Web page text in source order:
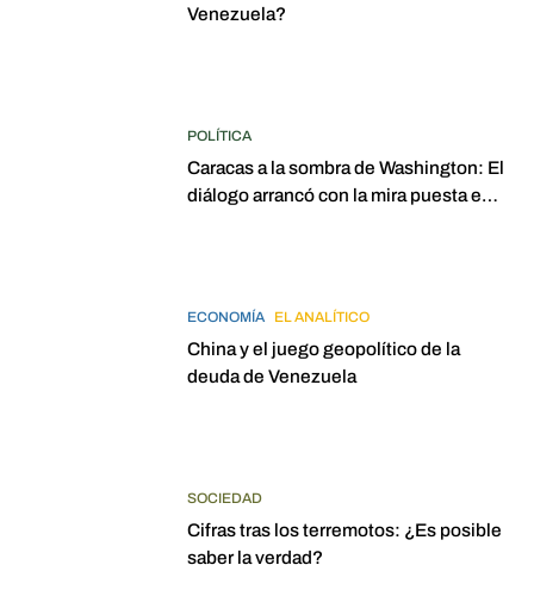
Venezuela?
POLÍTICA
Caracas a la sombra de Washington: El
diálogo arrancó con la mira puesta en
ECONOMÍA EL ANALÍTICO
China y el juego geopolítico de la
deuda de Venezuela
SOCIEDAD
Cifras tras los terremotos: ¿Es posible
saber la verdad?